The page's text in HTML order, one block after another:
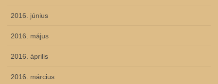
2016. június
2016. május
2016. április
2016. március